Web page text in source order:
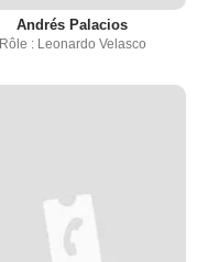
Andrés Palacios
Rôle : Leonardo Velasco